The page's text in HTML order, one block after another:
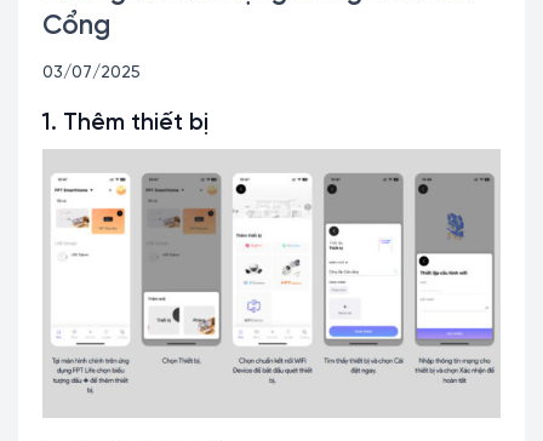
Cổng
03/07/2025
1. Thêm thiết bị